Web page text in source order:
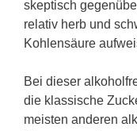
skeptisch
relativ herb und
Kohlensäure
Bei dieser
die klassische
meisten anderen